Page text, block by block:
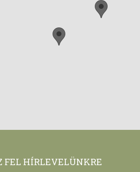
FEL HÍRLEVELÜNKRE